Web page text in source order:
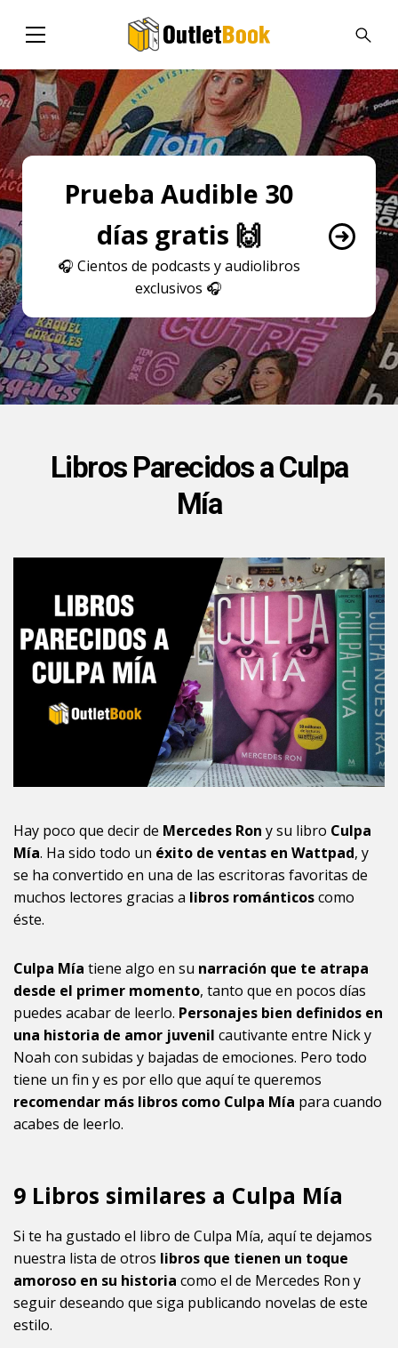
Prueba Audible 30
días gratis 🙌
🎧 Cientos de podcasts y audiolibros
exclusivos 🎧
Libros Parecidos a Culpa
Mía
Hay poco que decir de Mercedes Ron y su libro Culpa
Mía. Ha sido todo un éxito de ventas en Wattpad, y
se ha convertido en una de las escritoras favoritas de
muchos lectores gracias a libros románticoscomo
éste.
Culpa Mía tiene algo en su narración que te atrapa
desde el primer momento, tanto que en pocos días
puedes acabar de leerlo. Personajes bien definidos en
una historia de amor juvenil cautivante entre Nick y
Noah con subidas y bajadas de emociones. Pero todo
tiene un fin y es por ello que aquí te queremos
recomendar más libros como Culpa Mía para cuando
acabes de leerlo.
9 Libros similares a Culpa Mía
Si te ha gustado el libro de Culpa Mía, aquí te dejamos
nuestra lista de otros libros que tienen un toque
amoroso en su historia como el de Mercedes Ron y
seguir deseando que siga publicando novelas de este
estilo.